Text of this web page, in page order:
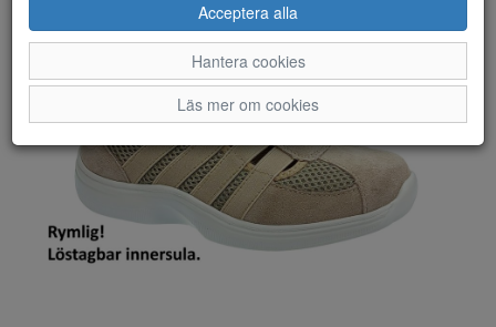
Acceptera alla
Hantera cookies
Läs mer om cookies